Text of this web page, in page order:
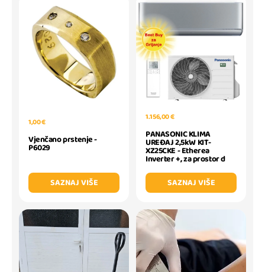
1,00 €
Vjenčano prstenje -
P6029
SAZNAJ VIŠE
1.156,00 €
PANASONIC KLIMA
UREĐAJ 2,5kW KIT-
XZ25CKE - Etherea
Inverter +, za prostor d
SAZNAJ VIŠE